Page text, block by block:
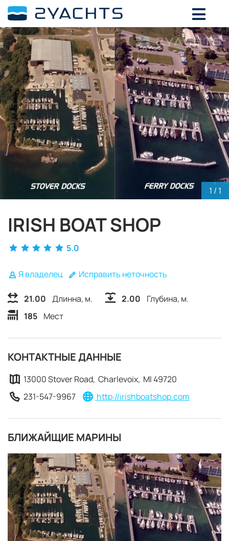
1 / 1
IRISH BOAT SHOP
5.0
Я владелец Исправить неточность
21.00 Длинна, м. 2.00
Глубина, м.
185 Мест
КОНТАКТНЫЕ ДАННЫЕ
13000 Stover Road, Charlevoix, MI 49720
231-547-9967
http://irishboatshop.com
БЛИЖАЙЩИЕ МАРИНЫ
ВЫБЕРИТЕ ДАТЫ ДЛЯ ОПРЕДЕЛЕНИЯ
СТОИМОСТИ
Август, 2026
ПН ВТ СР ЧТ ПТ СБ ВС
27 28 29 30 31 1
2
3
4 5 6 7 8
9
10
11 12 13 14 15
16
17
18 20 21 22
23
24
25 26 28 29
2
ЗАБРОНИРОВАТЬ